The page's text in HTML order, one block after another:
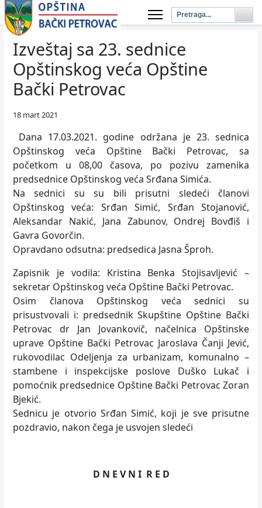
Izveštaj sa 23. sednice
Opštinskog veća Opštine
Bački Petrovac
18 mart 2021
Dana 17.03.2021. godine održana je 23. sednica
Opštinskog veća Opštine Bački Petrovac, sa
početkom u 08,00 časova, po pozivu zamenika
predsednice Opštinskog veća Srđana Simića.
Na sednici su su bili prisutni sledeći članovi
Opštinskog veća: Srđan Simić, Srđan Stojanović,
Aleksandar Nakić, Jana Zabunov, Ondrej Bovđiš i
Gavra Govorčin.
Opravdano odsutna: predsedica Jasna Šproh.
Zapisnik je vodila: Kristina Benka Stojisavlјević –
sekretar Opštinskog veća Opštine Bački Petrovac.
Osim članova Opštinskog veća sednici su
prisustvovali i: predsednik Skupštine Opštine Bački
Petrovac dr Jan Jovankovič, načelnica Opštinske
uprave Opštine Bački Petrovac Jaroslava Čanji Jević,
rukovodilac Odelјenja za urbanizam, komunalno –
stambene i inspekcijske poslove Duško Lukač i
pomoćnik predsednice Opštine Bački Petrovac Zoran
Bjekić.
Sednicu je otvorio Srđan Simić, koji je sve prisutne
pozdravio, nakon čega je usvojen sledeći
D N E V N I R E D